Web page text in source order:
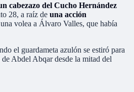
cabezazo del Cucho Hernández
28, a raíz de una acción
volea a Álvaro Valles, que había
el guardameta azulón se estiró para
Abdel Abqar desde la mitad del